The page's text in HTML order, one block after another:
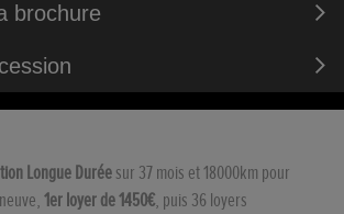
brochure
Longue Duréesur 37 mois et 18000km pour
1er loyer de 1450€, puis 36 loyers